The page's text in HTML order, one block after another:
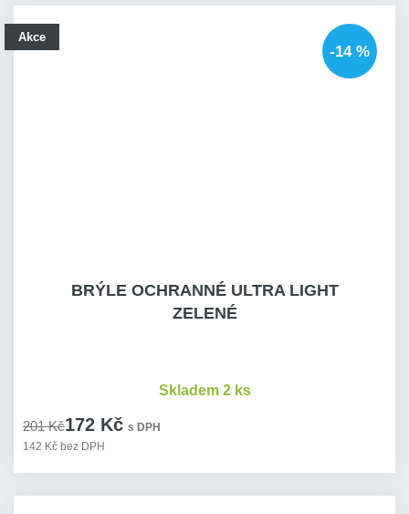
Akce
-14 %
BRÝLE OCHRANNÉ ULTRA LIGHT
ZELENÉ
201 Kč172 Kč s DPH
142 Kč bez DPH
Skladem 2 ks